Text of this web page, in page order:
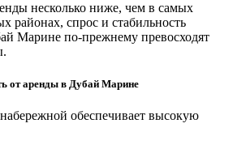
несколько ниже, чем в самых
районах, спрос и стабильность
Марине по-прежнему превосходят
от аренды в Дубай Марине
обеспечивает высокую